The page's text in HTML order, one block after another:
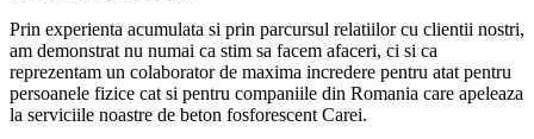
Prin experienta acumulata si prin parcursul relatiilor cu clientii nostri,
am demonstrat nu numai ca stim sa facem afaceri, ci si ca
reprezentam un colaborator de maxima incredere pentru atat pentru
persoanele fizice cat si pentru companiile din Romania care apeleaza
la serviciile noastre de beton fosforescent Carei.